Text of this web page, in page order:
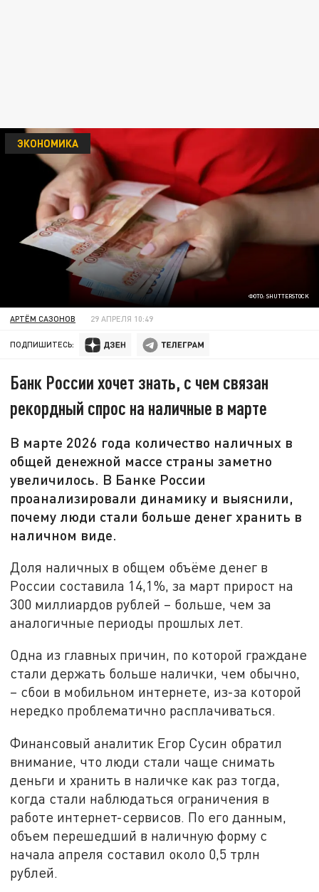
ФОТО: SHUTTERSTOCK
ЭКОНОМИКА
АРТЁМ САЗОНОВ 29 АПРЕЛЯ 10:49
ПОДПИШИТЕСЬ:
Банк России хочет знать, с чем связан
рекордный спрос на наличные в марте
В марте 2026 года количество наличных в
общей денежной массе страны заметно
увеличилось. В Банке России
проанализировали динамику и выяснили,
почему люди стали больше денег хранить в
наличном виде.
Доля наличных в общем объёме денег в
России составила 14,1%, за март прирост на
300 миллиардов рублей – больше, чем за
аналогичные периоды прошлых лет.
Одна из главных причин, по которой граждане
стали держать больше налички, чем обычно,
– сбои в мобильном интернете, из-за которой
нередко проблематично расплачиваться.
Финансовый аналитик Егор Сусин обратил
внимание, что люди стали чаще снимать
деньги и хранить в наличке как раз тогда,
когда стали наблюдаться ограничения в
работе интернет-сервисов. По его данным,
объем перешедший в наличную форму с
начала апреля составил около 0,5 трлн
рублей.